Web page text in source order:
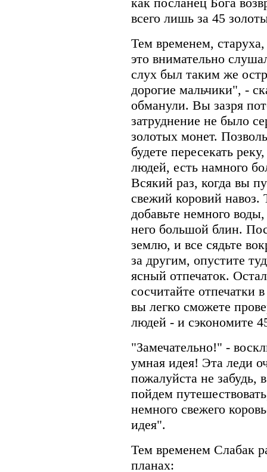
всего лишь за 45
Тем временем,
это внимательно
слух был таким же
дорогие мальчики", -
обманули. Вы зазря
затруднение не было
золотых монет.
будете пересекать
людей, есть намного
Всякий раз, когда вы
свежий коровий навоз.
добавьте немного
него большой блин.
землю, и все сядьте
за другим, опустите
ясный отпечаток.
сосчитайте отпечатки
вы легко сможете
людей - и сэкономите
"Замечательно!" -
умная идея! Эта леди
пожалуйста не забудь,
пойдем
немного свежего
идея".
Тем временем Слабак
планах: